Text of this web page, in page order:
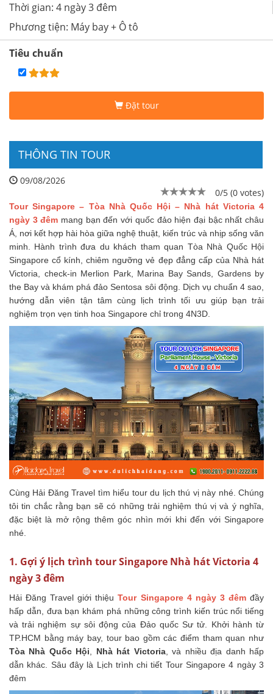
Thời gian: 4 ngày 3 đêm
Phương tiện: Máy bay + Ô tô
Tiêu chuẩn
Đặt tour
THÔNG TIN TOUR
09/08/2026
0/5 (0 votes)
Tour Singapore – Tòa Nhà Quốc Hội – Nhà hát Victoria 4
ngày 3 đêm mang bạn đến với quốc đảo hiện đại bậc nhất châu
Á, nơi kết hợp hài hòa giữa nghệ thuật, kiến trúc và nhịp sống văn
minh. Hành trình đưa du khách tham quan Tòa Nhà Quốc Hội
Singapore cổ kính, chiêm ngưỡng vẻ đẹp đẳng cấp của Nhà hát
Victoria, check-in Merlion Park, Marina Bay Sands, Gardens by
the Bay và khám phá đảo Sentosa sôi động. Dịch vụ chuẩn 4 sao,
hướng dẫn viên tận tâm cùng lịch trình tối ưu giúp bạn trải
nghiệm trọn vẹn tinh hoa Singapore chỉ trong 4N3D.
Cùng Hải Đăng Travel tìm hiểu tour du lịch thú vị này nhé. Chúng
tôi tin chắc rằng bạn sẽ có những trải nghiệm thú vị và ý nghĩa,
đặc biệt là mở rộng thêm góc nhìn mới khi đến với Singapore
nhé.
1. Gợi ý lịch trình tour Singapore Nhà hát Victoria 4
ngày 3 đêm
Hải Đăng Travel giới thiệuTour Singapore 4 ngày 3 đêmđầy
hấp dẫn, đưa bạn khám phá những công trình kiến trúc nổi tiếng
và trải nghiệm sự sôi động của Đảo quốc Sư tử. Khởi hành từ
TP.HCM bằng máy bay, tour bao gồm các điểm tham quan như
Tòa Nhà Quốc Hội, Nhà hát Victoria, và nhiều địa danh hấp
dẫn khác. Sâu đây là Lịch trình chi tiết Tour Singapore 4 ngày 3
đêm